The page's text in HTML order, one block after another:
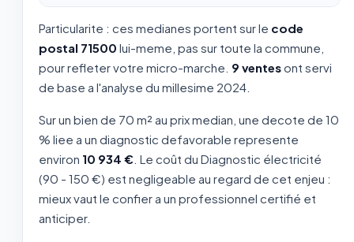
Particularite : ces medianes portent sur le code
postal 71500 lui-meme, pas sur toute la commune,
pour refleter votre micro-marche. 9 ventesont servi
de base a l'analyse du millesime 2024.
Sur un bien de 70 m² au prix median, une decote de 10
% liee a un diagnostic defavorable represente
environ 10 934 € . Le coût du Diagnostic électricité
(90 - 150 €) est negligeable au regard de cet enjeu :
mieux vaut le confier a un professionnel certifié et
anticiper.